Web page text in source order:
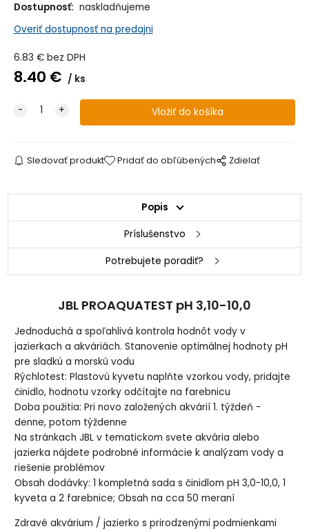
Dostupnosť: naskladňujeme
Overiť dostupnosť na predajni
6.83 € bez DPH
8.40 € ks
Sledovať produkt Pridať do obľúbených Zdielať
Popis
Príslušenstvo
Potrebujete poradiť?
JBL PROAQUATEST pH 3,10-10,0
Jednoduchá a spoľahlivá kontrola hodnôt vody v
jazierkach a akváriách. Stanovenie optimálnej hodnoty pH
pre sladkú a morskú vodu
Rýchlotest: Plastovú kyvetu naplňte vzorkou vody, pridajte
činidlo, hodnotu vzorky odčítajte na farebnicu
Doba použitia: Pri novo založených akvárií 1. týždeň -
denne, potom týždenne
Na stránkach JBL v tematickom svete akvária alebo
jazierka nájdete podrobné informácie k analýzam vody a
riešenie problémov
Obsah dodávky: 1 kompletná sada s činidlom pH 3,0-10,0, 1
kyveta a 2 farebnice; Obsah na cca 50 meraní
Zdravé akvárium / jazierko s prirodzenými podmienkami